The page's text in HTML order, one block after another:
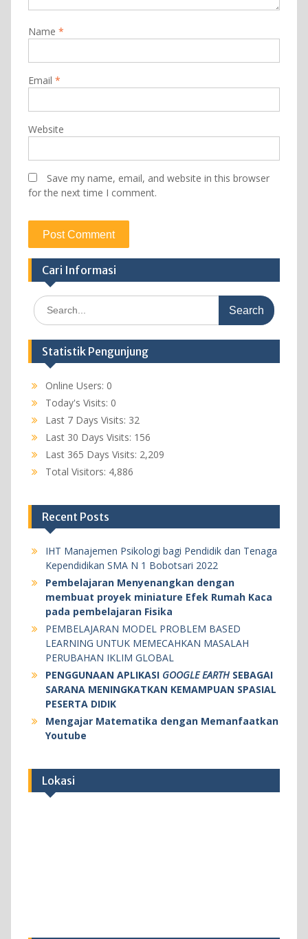
Name *
Email *
Website
Save my name, email, and website in this browser
for the next time I comment.
Cari Informasi
Search
for:
Statistik Pengunjung
Online Users: 0
Today's Visits: 0
Last 7 Days Visits: 32
Last 30 Days Visits: 156
Last 365 Days Visits: 2,209
Total Visitors: 4,886
Recent Posts
IHT Manajemen Psikologi bagi Pendidik dan Tenaga
Kependidikan SMA N 1 Bobotsari 2022
Pembelajaran Menyenangkan dengan
membuat proyek miniature Efek Rumah Kaca
pada pembelajaran Fisika
PEMBELAJARAN MODEL PROBLEM BASED
LEARNING UNTUK MEMECAHKAN MASALAH
PERUBAHAN IKLIM GLOBAL
PENGGUNAAN APLIKASI GOOGLE EARTHSEBAGAI
SARANA MENINGKATKAN KEMAMPUAN SPASIAL
PESERTA DIDIK
Mengajar Matematika dengan Memanfaatkan
Youtube
Lokasi